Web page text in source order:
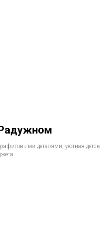
деталями, уютная